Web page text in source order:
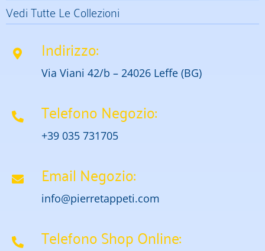
Vedi Tutte Le Collezioni
Indirizzo:
Via Viani 42/b – 24026 Leffe (BG)
Telefono Negozio:
+39 035 731705
Email Negozio:
info@pierretappeti.com
Telefono Shop Online: